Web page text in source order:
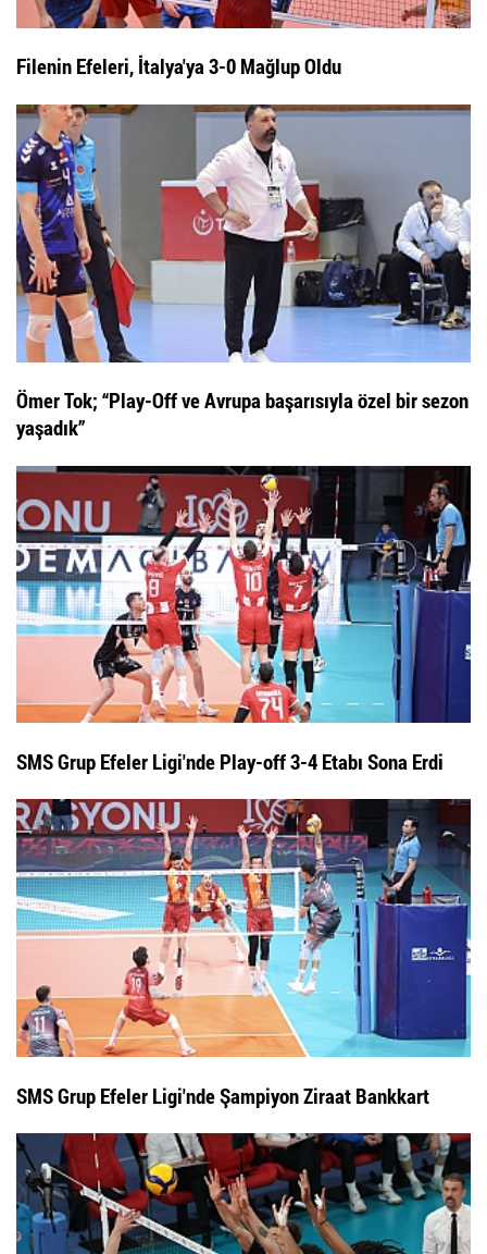
Filenin Efeleri, İtalya'ya 3-0 Mağlup Oldu
Ömer Tok; “Play-Off ve Avrupa başarısıyla özel bir sezon
yaşadık”
SMS Grup Efeler Ligi'nde Play-off 3-4 Etabı Sona Erdi
SMS Grup Efeler Ligi'nde Şampiyon Ziraat Bankkart